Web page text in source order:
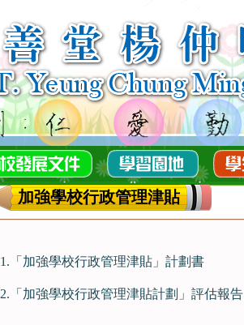
加強學校行政管理津貼
1.「加強學校行政管理津貼」計劃書
2.「加強學校行政管理津貼計劃」評估報告